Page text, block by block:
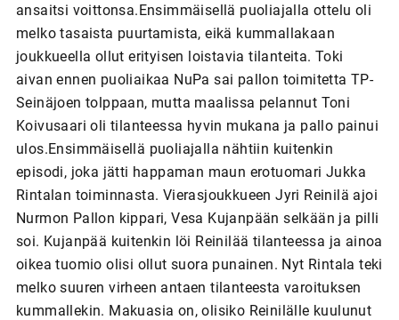
ansaitsi voittonsa.Ensimmäisellä puoliajalla ottelu oli
melko tasaista puurtamista, eikä kummallakaan
joukkueella ollut erityisen loistavia tilanteita. Toki
aivan ennen puoliaikaa NuPa sai pallon toimitetta TP-
Seinäjoen tolppaan, mutta maalissa pelannut Toni
Koivusaari oli tilanteessa hyvin mukana ja pallo painui
ulos.Ensimmäisellä puoliajalla nähtiin kuitenkin
episodi, joka jätti happaman maun erotuomari Jukka
Rintalan toiminnasta. Vierasjoukkueen Jyri Reinilä ajoi
Nurmon Pallon kippari, Vesa Kujanpään selkään ja pilli
soi. Kujanpää kuitenkin löi Reinilää tilanteessa ja ainoa
oikea tuomio olisi ollut suora punainen. Nyt Rintala teki
melko suuren virheen antaen tilanteesta varoituksen
kummallekin. Makuasia on, olisiko Reinilälle kuulunut